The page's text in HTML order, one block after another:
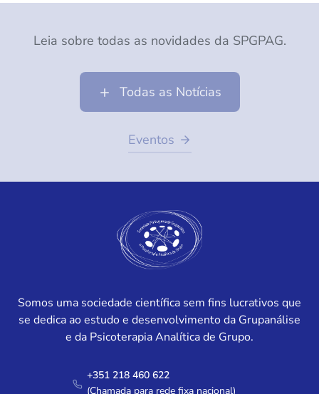
Leia sobre todas as novidades da SPGPAG.
Todas as Notícias
Eventos
Somos uma sociedade científica sem fins lucrativos que
se dedica ao estudo e desenvolvimento da Grupanálise
e da Psicoterapia Analítica de Grupo.
+351 218 460 622
(Chamada para rede fixa nacional)